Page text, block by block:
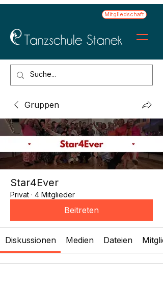
Mitgliedschaft
Gruppen
Star4Ever
Privat · 4 Mitglieder
Beitreten
Diskussionen Medien Dateien